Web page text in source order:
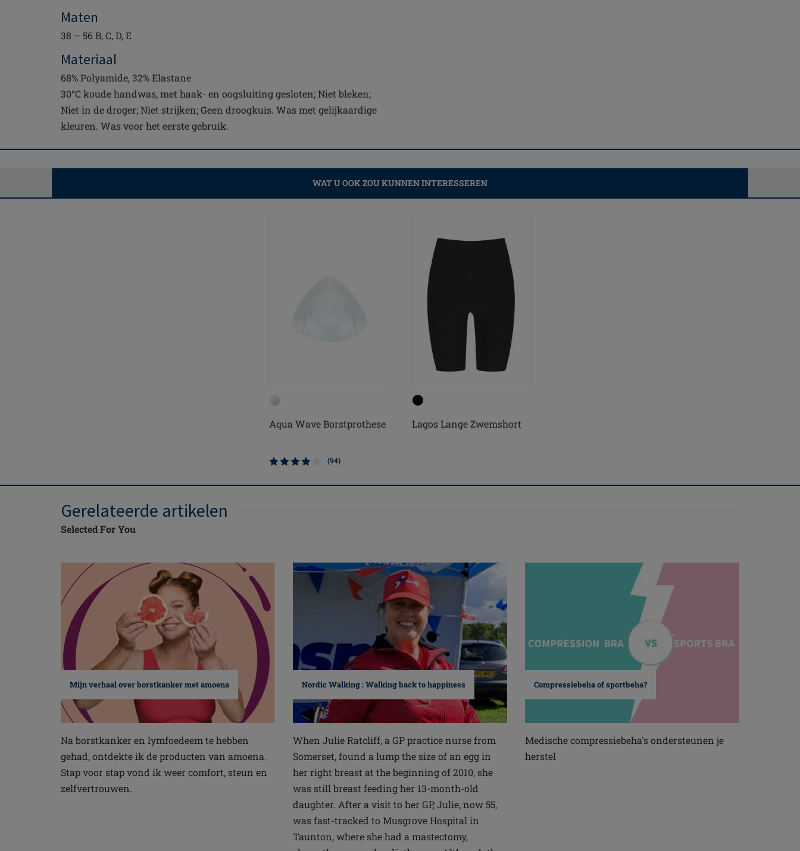
Maten
38 – 56 B, C, D, E
Materiaal
68% Polyamide, 32% Elastane
30°C koude handwas, met haak- en oogsluiting gesloten; Niet bleken;
Niet in de droger; Niet strijken; Geen droogkuis. Was met gelijkaardige
kleuren. Was voor het eerste gebruik.
WAT U OOK ZOU KUNNEN INTERESSEREN
Aqua Wave Borstprothese
(94)
Lagos Lange Zwemshort
Gerelateerde artikelen
Selected For You
Mijn verhaal over borstkanker met amoena
Na borstkanker en lymfoedeem te hebben
gehad, ontdekte ik de producten van amoena.
Stap voor stap vond ik weer comfort, steun en
zelfvertrouwen.
Nordic Walking : Walking back to happiness
When Julie Ratcliff, a GP practice nurse from
Somerset, found a lump the size of an egg in
her right breast at the beginning of 2010, she
was still breast feeding her 13-month-old
daughter. After a visit to her GP, Julie, now 55,
was fast-tracked to Musgrove Hospital in
Taunton, where she had a mastectomy,
Compressiebeha of sportbeha?
Medische compressiebeha's ondersteunen je
herstel